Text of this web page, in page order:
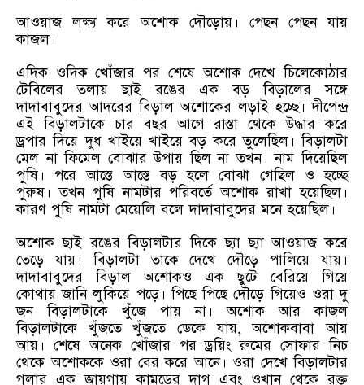
আওয়াজ লক্ষ্য করে অশোক দৌড়োয়। পেছন পেছন যায়
কাজল।
এদিক ওদিক খোঁজার পর শেষে অশোক দেখে চিলেকোঠার
টেবিলের তলায় ছাই রঙের এক বড় বিড়ালের সঙ্গে
দাদাবাবুদের আদরের বিড়াল অশোকের লড়াই হচ্ছে। দীপেন্দ্র
এই বিড়ালটাকে চার বছর আগে রাস্তা থেকে উদ্ধার করে
ড্রপার দিয়ে দুধ খাইয়ে খাইয়ে বড় করে তুলেছিল। বিড়ালটা
মেল না ফিমেল বোঝার উপায় ছিল না তখন। নাম দিয়েছিল
পুষি। পরে আস্তে আস্তে বড় হলে বোঝা গেছিল ও হচ্ছে
পুরুষ। তখন পুষি নামটার পরিবর্তে অশোক রাখা হয়েছিল।
কারণ পুষি নামটা মেয়েলি বলে দাদাবাবুদের মনে হয়েছিল।
অশোক ছাই রঙের বিড়ালটার দিকে ছ্যা ছ্যা আওয়াজ করে
তেড়ে যায়। বিড়ালটা তাকে দেখে দৌড়ে পালিয়ে যায়।
দাদাবাবুদের বিড়াল অশোকও এক ছুটে বেরিয়ে গিয়ে
কোথায় জানি লুকিয়ে পড়ে। পিছে পিছে দৌড়ে গিয়েও ওরা দু
জন বিড়ালটাকে খুঁজে পায় না। অশোক আর কাজল
বিড়ালটাকে খুঁজতে খুঁজতে ডেকে যায়, অশোকবাবা আয়
আয়। শেষে অনেক খোঁজার পর ড্রয়িং রুমের সোফার নিচ
থেকে অশোককে ওরা বের করে আনে। ওরা দেখে বিড়ালটার
গলার এক জায়গায় কামড়ের দাগ এবং ওখান থেকে রক্ত